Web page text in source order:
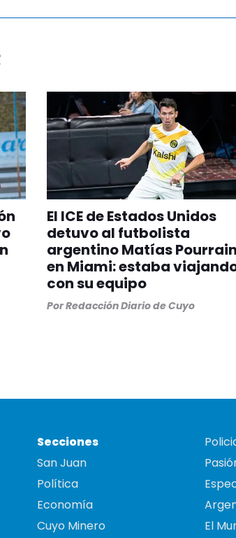
El ICE de Estados Unidos
detuvo al futbolista
argentino Matías Pourrain
en Miami: estaba
con su equipo
PorRedacción Diario de Cuyo
Secciones
San Juan
Política
Economía
Cuyo Minero
El